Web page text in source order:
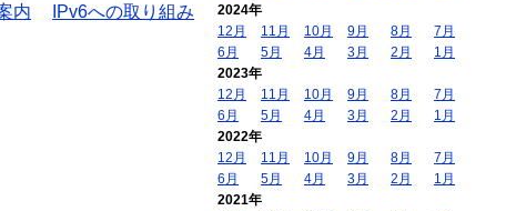
内
IPv6への取り組み
2024年
12月
11月 10月 9月 8月
7月
6月
5月 4月 3月 2月
1月
2023年
12月
11月 10月 9月 8月
7月
6月
5月 4月 3月 2月
1月
2022年
12月
11月 10月 9月 8月
7月
6月
5月 4月 3月 2月
1月
2021年